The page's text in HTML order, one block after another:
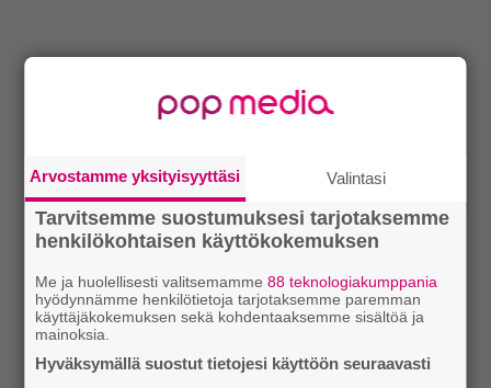
Arvostamme yksityisyyttäsi Valintasi
Tarvitsemme suostumuksesi tarjotaksemme
henkilökohtaisen käyttökokemuksen
Me ja huolellisesti valitsemamme88 teknologiakumppania
hyödynnämme henkilötietoja tarjotaksemme paremman
käyttäjäkokemuksen sekä kohdentaaksemme sisältöä ja
mainoksia.
Hyväksymällä suostut tietojesi käyttöön seuraavasti